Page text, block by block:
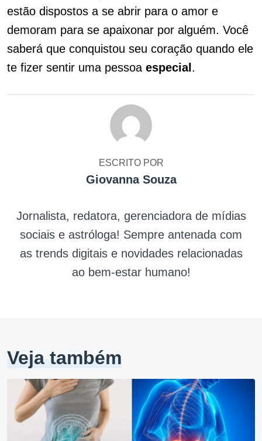
estão dispostos a se abrir para o amor e
demoram para se apaixonar por alguém. Você
saberá que conquistou seu coração quando ele
te fizer sentir uma pessoa especial .
ESCRITO POR
Giovanna Souza
Jornalista, redatora, gerenciadora de mídias
sociais e astróloga! Sempre antenada com
as trends digitais e novidades relacionadas
ao bem-estar humano!
Veja também